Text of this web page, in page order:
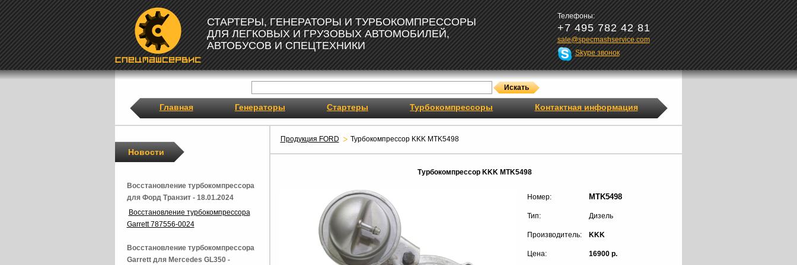
СТАРТЕРЫ, ГЕНЕРАТОРЫ И ТУРБОКОМПРЕССОРЫ
ДЛЯ ЛЕГКОВЫХ И ГРУЗОВЫХ АВТОМОБИЛЕЙ,
АВТОБУСОВ И СПЕЦТЕХНИКИ
Телефоны:
+7 495 782 42 81
sale@specmashservice.com
Skype звонок
Главная Генераторы Стартеры Турбокомпрессоры Контактная информация
Продукция FORD Турбокомпрессор KKK MTK5498
Турбокомпрессор KKK MTK5498
Номер: MTK5498
Тип: Дизель
Производитель: KKK
Цена: 16900 р.
Новости
Восстановление турбокомпрессора
для Форд Транзит - 18.01.2024
Восстановление турбокомпрессора
Garrett 787556-0024
Восстановление турбокомпрессора
Garrett для Mercedes GL350 -